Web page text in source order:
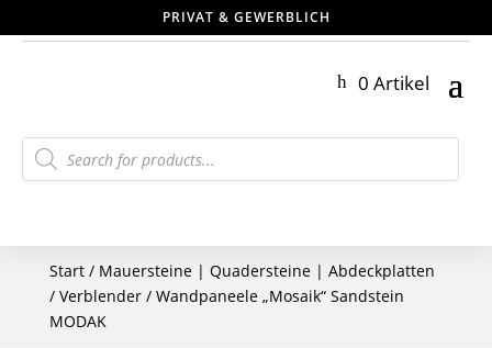
PRIVAT & GEWERBLICH
0 Artikel
Products
search
Start/ Mauersteine | Quadersteine | Abdeckplatten
/ Verblender/ Wandpaneele „Mosaik“ Sandstein
MODAK